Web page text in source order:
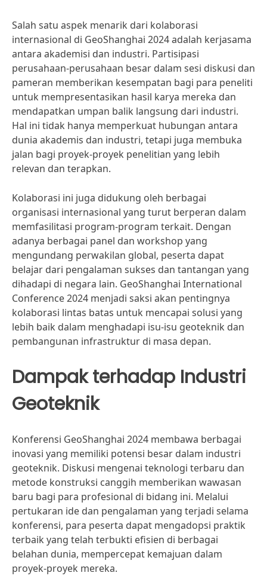
Salah satu aspek menarik dari kolaborasi
internasional di GeoShanghai 2024 adalah kerjasama
antara akademisi dan industri. Partisipasi
perusahaan-perusahaan besar dalam sesi diskusi dan
pameran memberikan kesempatan bagi para peneliti
untuk mempresentasikan hasil karya mereka dan
mendapatkan umpan balik langsung dari industri.
Hal ini tidak hanya memperkuat hubungan antara
dunia akademis dan industri, tetapi juga membuka
jalan bagi proyek-proyek penelitian yang lebih
relevan dan terapkan.
Kolaborasi ini juga didukung oleh berbagai
organisasi internasional yang turut berperan dalam
memfasilitasi program-program terkait. Dengan
adanya berbagai panel dan workshop yang
mengundang perwakilan global, peserta dapat
belajar dari pengalaman sukses dan tantangan yang
dihadapi di negara lain. GeoShanghai International
Conference 2024 menjadi saksi akan pentingnya
kolaborasi lintas batas untuk mencapai solusi yang
lebih baik dalam menghadapi isu-isu geoteknik dan
pembangunan infrastruktur di masa depan.
Dampak terhadap Industri
Geoteknik
Konferensi GeoShanghai 2024 membawa berbagai
inovasi yang memiliki potensi besar dalam industri
geoteknik. Diskusi mengenai teknologi terbaru dan
metode konstruksi canggih memberikan wawasan
baru bagi para profesional di bidang ini. Melalui
pertukaran ide dan pengalaman yang terjadi selama
konferensi, para peserta dapat mengadopsi praktik
terbaik yang telah terbukti efisien di berbagai
belahan dunia, mempercepat kemajuan dalam
proyek-proyek mereka.